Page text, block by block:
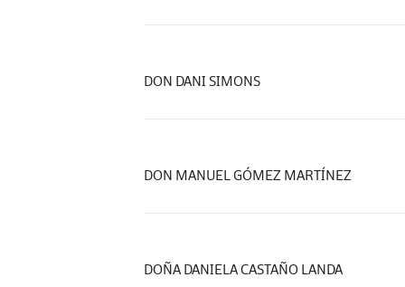
DON DANI SIMONS
DON MANUEL GÓMEZ MARTÍNEZ
DOÑA DANIELA CASTAÑO LANDA